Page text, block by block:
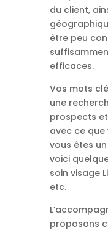
du client,
être peu
efficaces.
Vos mots
une
prospects
avec ce que
vous êtes
voici
soin visage
etc.
proposons